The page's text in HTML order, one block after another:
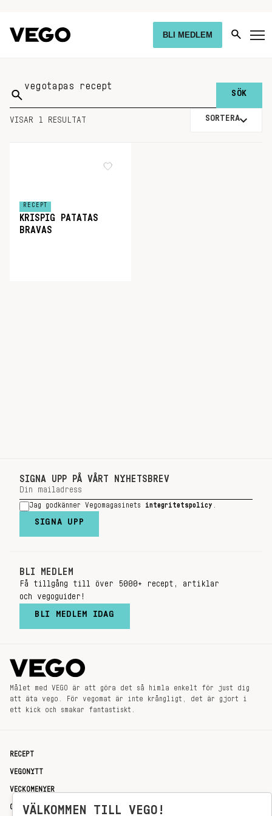
BLI MEDLEM
Sök
på:
VISAR 1 RESULTAT SORTERA
RECEPT
KRISPIG PATATAS
BRAVAS
SIGNA UPP PÅ VÅRT NYHETSBREV
Jag godkänner Vegomagasinets integritetspolicy
SIGNA UPP
BLI MEDLEM
Få tillgång till över 5000+ recept, artiklar
och vegoguider!
BLI MEDLEM IDAG
Målet med VEGO är att göra det så himla enkelt för just dig
att äta vego. För vegomat är inte krångligt, det är gjort i
ett kick och smakar fantastiskt.
RECEPT
VEGONYTT
VECKOMENYER
OM OSSVÄLKOMMEN TILL VEGO!